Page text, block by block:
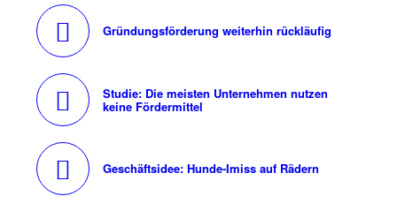
Gründungsförderung weiterhin rückläufig
Studie: Die meisten Unternehmen nutzen
keine Fördermittel
Geschäftsidee: Hunde-Imiss auf Rädern